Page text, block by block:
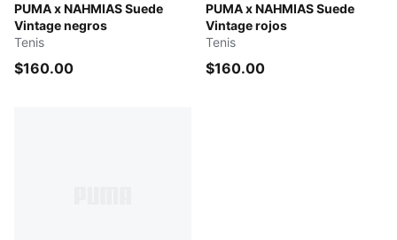
PUMA x NAHMIAS Suede
Vintage negros
Flat Dark Gray-Vapor Gray-Honey Butter
Tenis
$160.00
PUMA x NAHMIAS Suede
Vintage rojos
Warm White-Archive Gold-
Tenis
$160.00